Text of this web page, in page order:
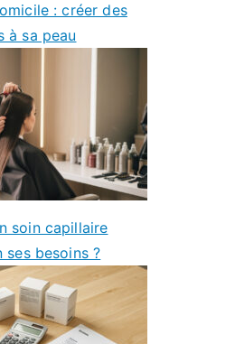
: créer des
à sa peau
soin capillaire
ses besoins ?